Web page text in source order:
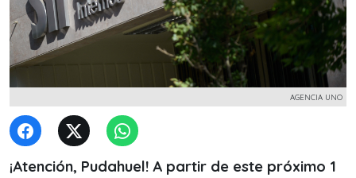
AGENCIA UNO
¡Atención, Pudahuel! A partir de este próximo 1